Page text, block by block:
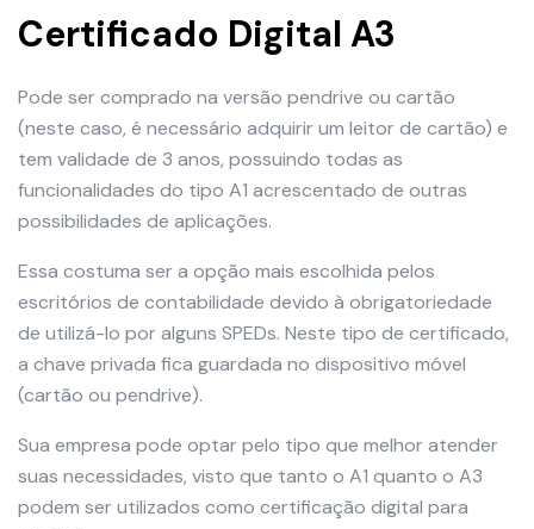
Certificado Digital A3
Pode ser comprado na versão pendrive ou cartão
(neste caso, é necessário adquirir um leitor de cartão) e
tem validade de 3 anos, possuindo todas as
funcionalidades do tipo A1 acrescentado de outras
possibilidades de aplicações.
Essa costuma ser a opção mais escolhida pelos
escritórios de contabilidade devido à obrigatoriedade
de utilizá-lo por alguns SPEDs. Neste tipo de certificado,
a chave privada fica guardada no dispositivo móvel
(cartão ou pendrive).
Sua empresa pode optar pelo tipo que melhor atender
suas necessidades, visto que tanto o A1 quanto o A3
podem ser utilizados como certificação digital para